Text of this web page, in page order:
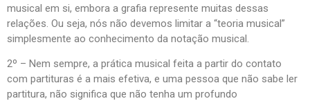
musical em si, embora a grafia represente muitas dessas
relações. Ou seja, nós não devemos limitar a “teoria musical”
simplesmente ao conhecimento da notação musical.
2º – Nem sempre, a prática musical feita a partir do contato
com partituras é a mais efetiva, e uma pessoa que não sabe ler
partitura, não significa que não tenha um profundo